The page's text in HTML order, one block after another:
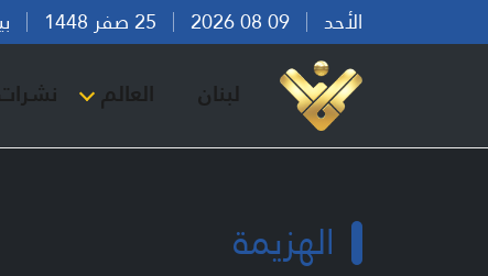
الأحد
لبنان العالم نشرات
الهزيمة